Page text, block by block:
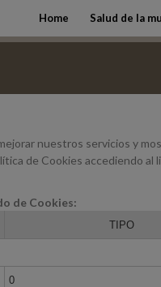
Home Salud de la
nuestros servicios y
de Cookies accediendo
de Cookies:
TIPO
0